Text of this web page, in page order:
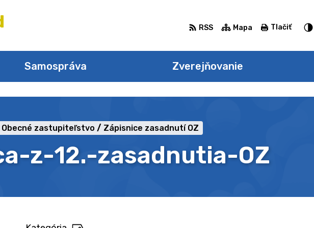
Samospráva Zverejňovanie
RSS Mapa Tlačiť
z-12.-zasadnutia-OZ
Obecné zastupiteľstvo Zápisnice zasadnutí OZ